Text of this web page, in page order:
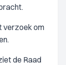
verzoek om
de Raad